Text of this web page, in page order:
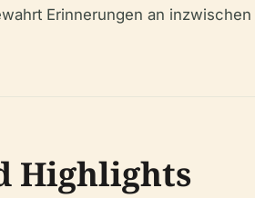
Erinnerungen an
Highlights